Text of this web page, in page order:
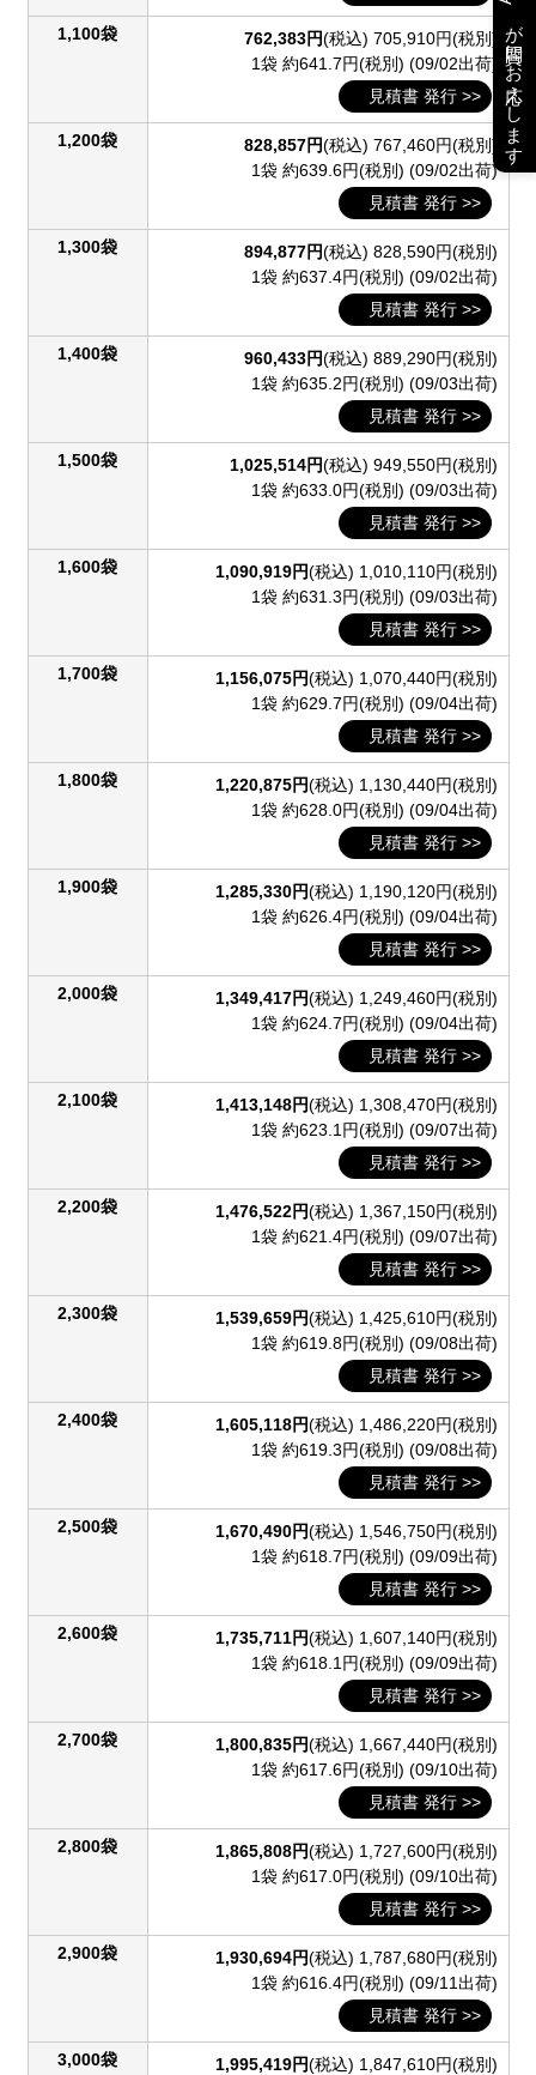
1,100袋 762,383円(税込) 705,910円(税別)
1袋 約641.7円(税別) (09/02出荷)
見積書 発行 >>
1,200袋 828,857円(税込) 767,460円(税別)
1袋 約639.6円(税別) (09/02出荷)
見積書 発行 >>
1,300袋 894,877円(税込) 828,590円(税別)
1袋 約637.4円(税別) (09/02出荷)
見積書 発行 >>
1,400袋 960,433円(税込) 889,290円(税別)
1袋 約635.2円(税別) (09/03出荷)
見積書 発行 >>
1,500袋 1,025,514円(税込) 949,550円(税別)
1袋 約633.0円(税別) (09/03出荷)
見積書 発行 >>
1,600袋 1,090,919円(税込) 1,010,110円(税別)
1袋 約631.3円(税別) (09/03出荷)
見積書 発行 >>
1,700袋 1,156,075円(税込) 1,070,440円(税別)
1袋 約629.7円(税別) (09/04出荷)
見積書 発行 >>
1,800袋 1,220,875円(税込) 1,130,440円(税別)
1袋 約628.0円(税別) (09/04出荷)
見積書 発行 >>
1,900袋 1,285,330円(税込) 1,190,120円(税別)
1袋 約626.4円(税別) (09/04出荷)
見積書 発行 >>
2,000袋 1,349,417円(税込) 1,249,460円(税別)
1袋 約624.7円(税別) (09/04出荷)
見積書 発行 >>
2,100袋 1,413,148円(税込) 1,308,470円(税別)
1袋 約623.1円(税別) (09/07出荷)
見積書 発行 >>
2,200袋 1,476,522円(税込) 1,367,150円(税別)
1袋 約621.4円(税別) (09/07出荷)
見積書 発行 >>
2,300袋 1,539,659円(税込) 1,425,610円(税別)
1袋 約619.8円(税別) (09/08出荷)
見積書 発行 >>
2,400袋 1,605,118円(税込) 1,486,220円(税別)
1袋 約619.3円(税別) (09/08出荷)
見積書 発行 >>
2,500袋 1,670,490円(税込) 1,546,750円(税別)
1袋 約618.7円(税別) (09/09出荷)
見積書 発行 >>
2,600袋 1,735,711円(税込) 1,607,140円(税別)
1袋 約618.1円(税別) (09/09出荷)
見積書 発行 >>
2,700袋 1,800,835円(税込) 1,667,440円(税別)
1袋 約617.6円(税別) (09/10出荷)
見積書 発行 >>
2,800袋 1,865,808円(税込) 1,727,600円(税別)
1袋 約617.0円(税別) (09/10出荷)
見積書 発行 >>
2,900袋 1,930,694円(税込) 1,787,680円(税別)
1袋 約616.4円(税別) (09/11出荷)
見積書 発行 >>
3,000袋 1,995,419円(税込) 1,847,610円(税別)
が質問にお応えします